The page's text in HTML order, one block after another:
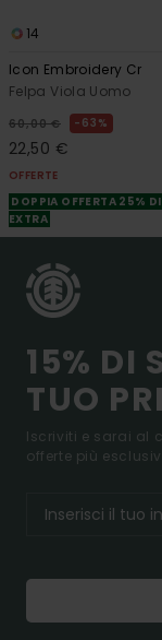
14
Icon Embroidery Cr
Felpa Viola Uomo
60,00 € 63%
22,50 €
OFFERTE
DOPPIA OFFERTA 25%
EXTRA
15% DI
TUO
Iscriviti e sarai al
offerte più